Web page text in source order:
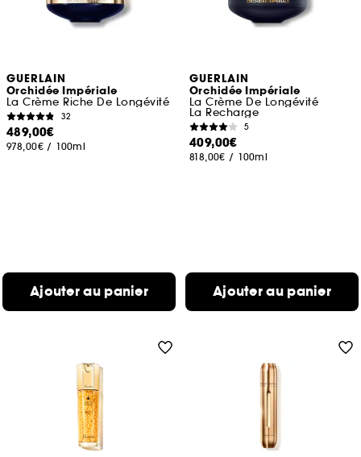
GUERLAIN
Orchidée Impériale
La Crème Riche De Longévité
32
489,00€
978,00€ / 100ml
Ajouter au panier
GUERLAIN
Orchidée Impériale
La Crème De Longévité
La Recharge
5
409,00€
818,00€ / 100ml
Ajouter au panier